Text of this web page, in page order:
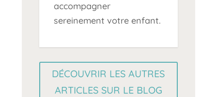
accompagner
sereinement votre enfant.
DÉCOUVRIR LES AUTRES
ARTICLES SUR LE BLOG